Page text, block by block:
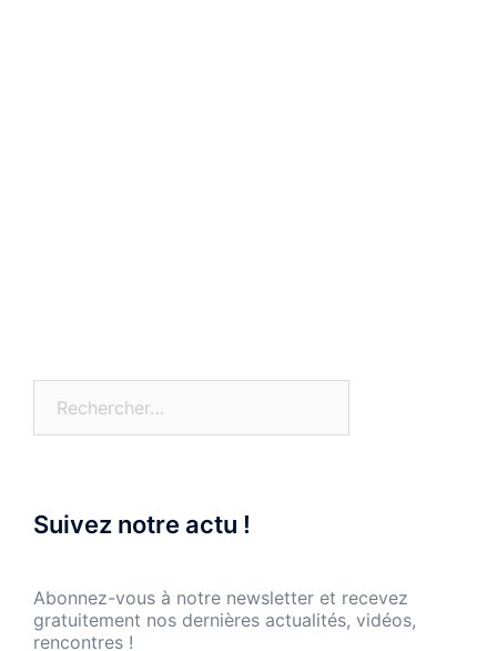
Suivez notre actu !
Abonnez-vous à notre newsletter et recevez
gratuitement nos dernières actualités, vidéos,
rencontres !